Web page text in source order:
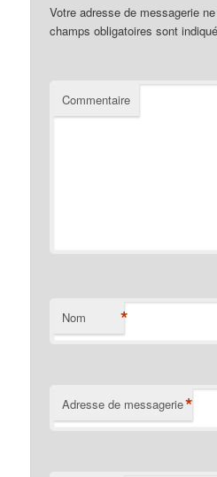
Votre adresse de messagerie
champs obligatoires sont
Commentaire
Nom *
Adresse de messagerie*